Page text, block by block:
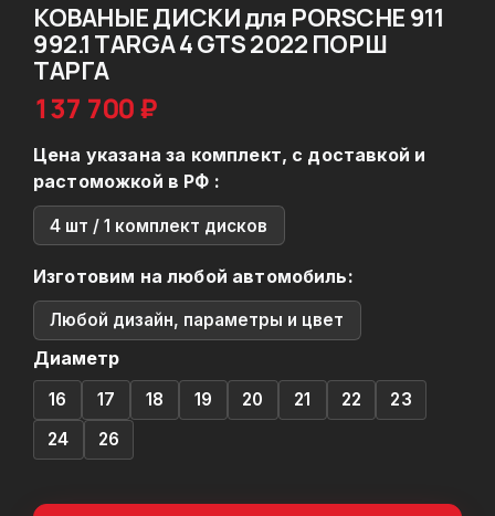
КОВАНЫЕ ДИСКИ для PORSCHE 911
992.1 TARGA 4 GTS 2022 ПОРШ
ТАРГА
137 700 ₽
Цена указана за комплект, с доставкой и
растоможкой в РФ :
4 шт / 1 комплект дисков
Изготовим на любой автомобиль:
Любой дизайн, параметры и цвет
Диаметр
16 17 18 19 20 21 22
23
24
26